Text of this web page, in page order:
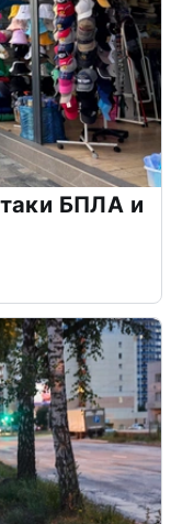
БПЛА и